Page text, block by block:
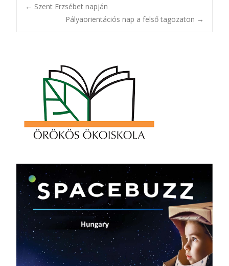
Post
← Szent Erzsébet napján
Pályaorientációs nap a felső tagozaton →